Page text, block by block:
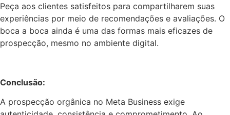
Peça aos clientes satisfeitos para compartilharem suas
experiências por meio de recomendações e avaliações. O
boca a boca ainda é uma das formas mais eficazes de
prospecção, mesmo no ambiente digital.
Conclusão:
A prospecção orgânica no Meta Business exige